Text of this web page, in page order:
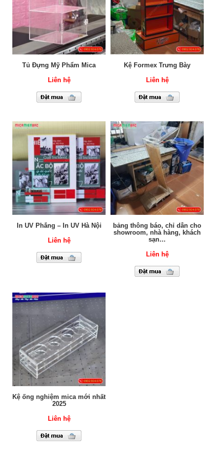
Tủ Đựng Mỹ Phẩm Mica
Liên hệ
Kệ Formex Trưng Bày
Liên hệ
In UV Phẳng – In UV Hà Nội
Liên hệ
bảng thông báo, chỉ dẫn cho
showroom, nhà hàng, khách
sạn…
Liên hệ
Kệ ống nghiệm mica mới nhất
2025
Liên hệ